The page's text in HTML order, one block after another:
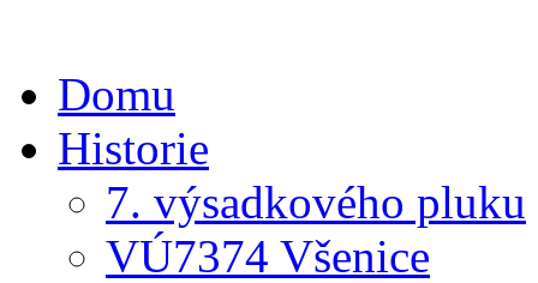
Domu
Historie
7. výsadkového pluku
VÚ7374 Všenice